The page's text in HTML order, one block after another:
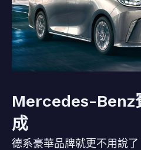
Mercedes-Benz
成
德系豪華品牌就更不用說